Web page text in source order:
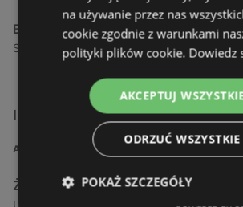
Biedronka
Sienkiewicza 32, 72-510 Wolin
Inne sklepy Supermarkety w
ADRES
Żabka
na używanie przez nas
cookie zgodnie z warunkami
polityki plików cookie. Dowiedz
AKCEPTUJ
ODRZUĆ WSZYSTKIE
POKAŻ SZCZEGÓŁY